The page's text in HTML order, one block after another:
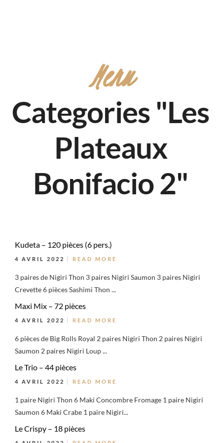
Menu
Categories "Les
Plateaux
Bonifacio 2"
Kudeta – 120 pièces (6 pers.)
4 AVRIL 2022 READ MORE
3 paires de Nigiri Thon 3 paires Nigiri Saumon 3 paires Nigiri
Crevette 6 pièces Sashimi Thon ...
Maxi Mix – 72 pièces
4 AVRIL 2022 READ MORE
6 pièces de Big Rolls Royal 2 paires Nigiri Thon 2 paires Nigiri
Saumon 2 paires Nigiri Loup ...
Le Trio – 44 pièces
4 AVRIL 2022 READ MORE
1 paire Nigiri Thon 6 Maki Concombre Fromage 1 paire Nigiri
Saumon 6 Maki Crabe 1 paire Nigiri...
Le Crispy – 18 pièces